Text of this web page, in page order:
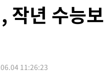
'홈팀' 일본과 한일전
구협회 "실망과 걱정 안겨드려 죄
작년 수능
11:26:23